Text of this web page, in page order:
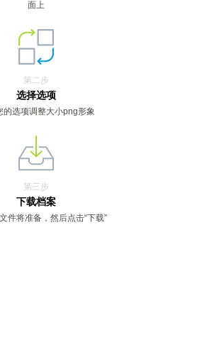
面上
第二步
选择选项
的选项调整大小png形象
第三步
下载档案
件将准备，然后点击“下载”